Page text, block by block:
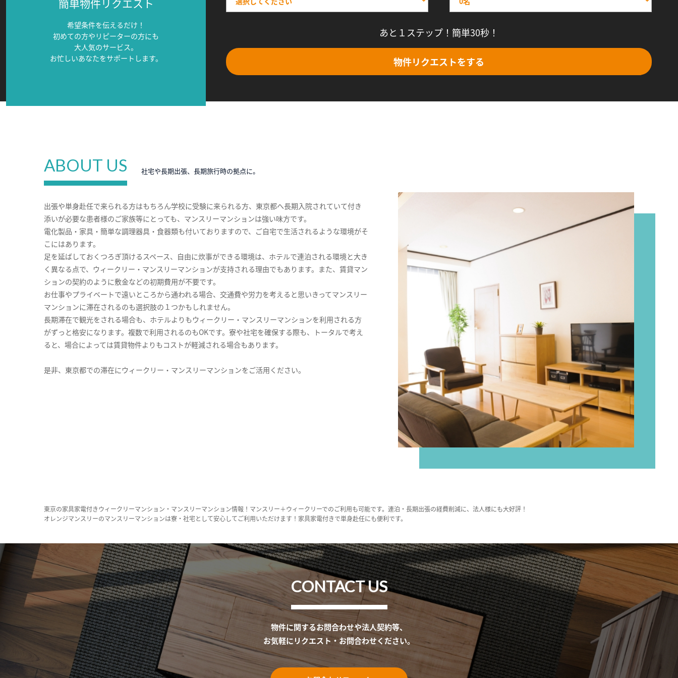
簡単物件リクエスト
希望条件を伝えるだけ！
初めての方やリピーターの方にも
大人気のサービス。
お忙しいあなたをサポートします。
あと１ステップ！簡単30秒！
物件リクエストをする
ABOUT US 社宅や長期出張、長期旅行時の拠点に。
出張や単身赴任で来られる方はもちろん学校に受験に来られる方、東京都へ長期入院されていて付き
添いが必要な患者様のご家族等にとっても、マンスリーマンションは強い味方です。
電化製品・家具・簡単な調理器具・食器類も付いておりますので、ご自宅で生活されるような環境がそ
こにはあります。
足を延ばしておくつろぎ頂けるスペース、自由に炊事ができる環境は、ホテルで連泊される環境と大き
く異なる点で、ウィークリー・マンスリーマンションが支持される理由でもあります。また、賃貸マン
ションの契約のように敷金などの初期費用が不要です。
お仕事やプライベートで遠いところから通われる場合、交通費や労力を考えると思いきってマンスリー
マンションに滞在されるのも選択肢の１つかもしれません。
長期滞在で観光をされる場合も、ホテルよりもウィークリー・マンスリーマンションを利用される方
がずっと格安になります。複数で利用されるのもOKです。寮や社宅を確保する際も、トータルで考え
ると、場合によっては賃貸物件よりもコストが軽減される場合もあります。
是非、東京都での滞在にウィークリー・マンスリーマンションをご活用ください。
東京の家具家電付きウィークリーマンション・マンスリーマンション情報！マンスリー＋ウィークリーでのご利用も可能です。連泊・長期出張の経費削減に、法人様にも大好評！
オレンジマンスリーのマンスリーマンションは寮・社宅として安心してご利用いただけます！家具家電付きで単身赴任にも便利です。
CONTACT US
物件に関するお問合わせや法人契約等、
お気軽にリクエスト・お問合わせください。